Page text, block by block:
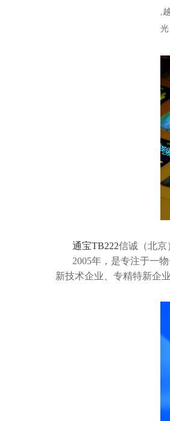
,
通宝TB222信诚（北京
2005年，是专注于一
新技术企业、专精特新企业